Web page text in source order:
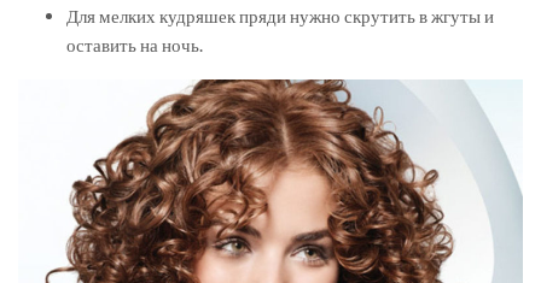
Для мелких кудряшек пряди нужно скрутить в жгуты и
оставить на ночь.